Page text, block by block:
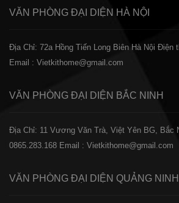
VĂN PHÒNG ĐẠI DIỆN HÀ NỘI
Địa Chỉ: 72a Hồng Tiến Long Biên Hà Nội Điện
Email : Vietkithome@gmail.com
VĂN PHÒNG ĐẠI DIỆN BẮC NINH
Địa Chỉ: 11 Vương Văn Trà, Việt Yên BG, Bắc
0865.283.168 Email : Vietkithome@gmail.com
VĂN PHÒNG ĐẠI DIỆN QUẢNG NINH